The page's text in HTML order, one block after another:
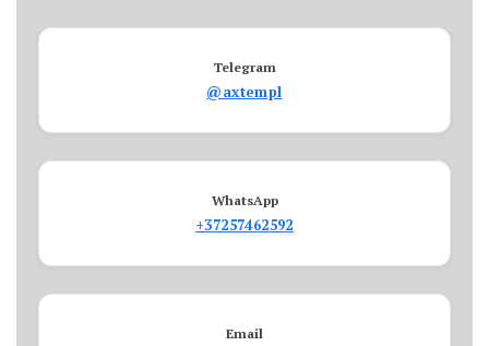
Telegram
@axtempl
WhatsApp
+37257462592
Email